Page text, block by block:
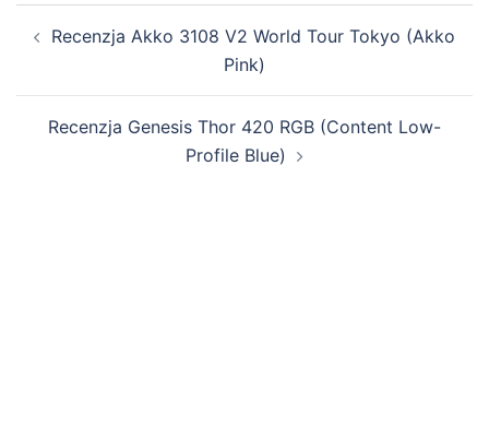
wpisy
Recenzja Akko 3108 V2 World Tour Tokyo (Akko
Pink)
Recenzja Genesis Thor 420 RGB (Content Low-
Profile Blue)